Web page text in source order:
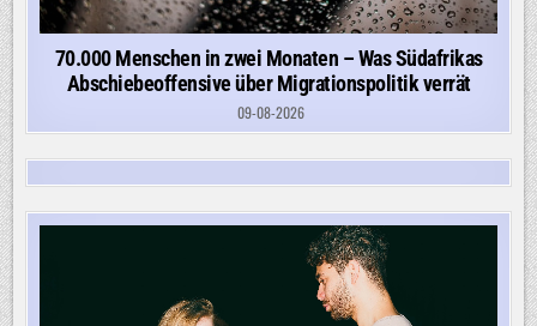
70.000 Menschen in zwei Monaten – Was Südafrikas
Abschiebeoffensive über Migrationspolitik verrät
09-08-2026